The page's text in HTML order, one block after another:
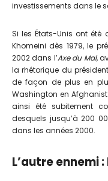
investissements dans le
Si les États-Unis ont été
Khomeini dès 1979, le
2002 dans l’Axe du Mal,
la rhétorique du
de façon de plus en
Washington en
ainsi été subitement
desquels jusqu’à 200
dans les années 2000.
L’autre ennemi